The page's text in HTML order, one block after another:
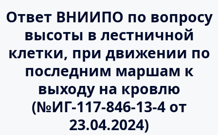
Ответ ВНИИПО по вопросу
высоты в лестничной
клетки, при движении по
последним маршам к
выходу на кровлю
(№ИГ-117-846-13-4 от
23.04.2024)